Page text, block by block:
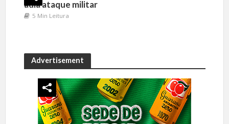
adia ataque militar
5 Min Leitura
Advertisement